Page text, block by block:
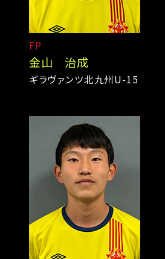
FP
金山 治成
ギラヴァンツ北九州U-15